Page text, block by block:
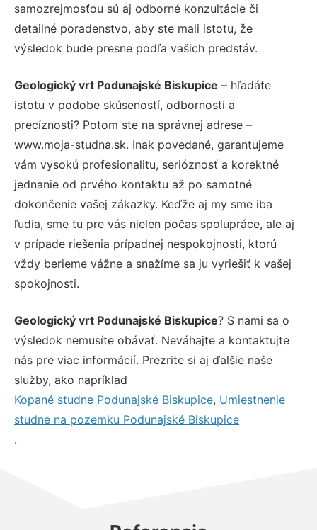
samozrejmosťou sú aj odborné konzultácie či
detailné poradenstvo, aby ste mali istotu, že
výsledok bude presne podľa vašich predstáv.
Geologický vrt Podunajské Biskupice – hľadáte
istotu v podobe skúseností, odbornosti a
precíznosti? Potom ste na správnej adrese –
www.moja-studna.sk. Inak povedané, garantujeme
vám vysokú profesionalitu, serióznosť a korektné
jednanie od prvého kontaktu až po samotné
dokončenie vašej zákazky. Keďže aj my sme iba
ľudia, sme tu pre vás nielen počas spolupráce, ale aj
v prípade riešenia prípadnej nespokojnosti, ktorú
vždy berieme vážne a snažíme sa ju vyriešiť k vašej
spokojnosti.
Geologický vrt Podunajské Biskupice? S nami sa o
výsledok nemusíte obávať. Neváhajte a kontaktujte
nás pre viac informácií. Prezrite si aj ďalšie naše
služby, ako napríklad
Kopané studne Podunajské Biskupice, Umiestnenie
studne na pozemku Podunajské Biskupice
.